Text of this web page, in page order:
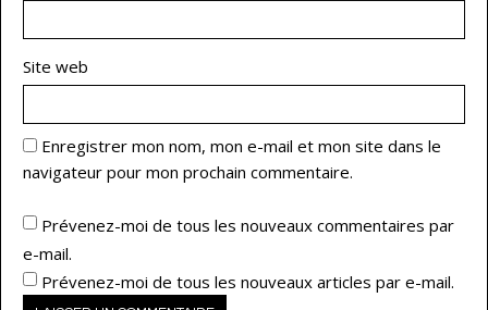
Site web
Enregistrer mon nom, mon e-mail et mon site dans le
navigateur pour mon prochain commentaire.
Prévenez-moi de tous les nouveaux commentaires par
e-mail.
Prévenez-moi de tous les nouveaux articles par e-mail.